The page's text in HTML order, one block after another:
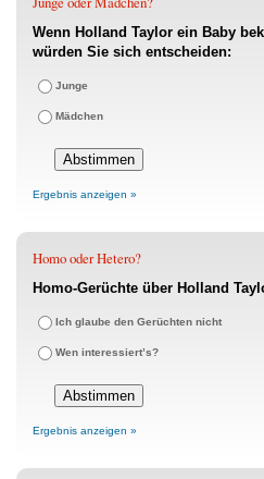
Wenn Holland Taylor ein Baby
würden Sie sich entscheiden:
Junge
Mädchen
Ergebnis anzeigen »
Homo oder Hetero?
Homo-Gerüchte über Holland
Ich glaube den Gerüchten nicht
Wen interessiert’s?
Ergebnis anzeigen »